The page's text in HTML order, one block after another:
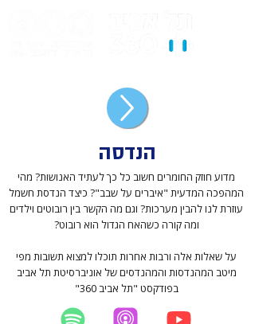
הנדסה
מדוע חוזק החומרים חשוב כל כך לעתיד האנושות? מהי
המהפכה המדעית "איברים על שבב"? כיצד הנדסת חשמל
עוזרת לנו להבין מערכות? וגם מה הקשר בין רובוטים וילדים
ומה קורה כשהאח הגדול הוא רובוט?
על שאלות אלה ורבות אחרות תוכלו למצוא תשובות מפי
מיטב המהנדסות והמהנדסים של אוניברסיטת תל אביב
בפודקסט "תל אביב 360"